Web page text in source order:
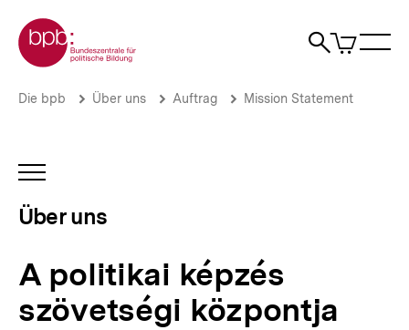
zum
Seiteninhalt
springen
Zur Startseite der bpb
Suche
Artikel
im
központja
Über
uns
Brotkrümelnavigation
Pfadnavigation
Die bpb Über uns Auftrag Mission Statement
INHALTSNAVIGATION
Über uns
A politikai képzés
szövetségi központja